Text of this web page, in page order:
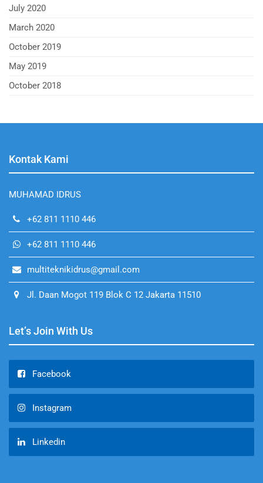
July 2020
March 2020
October 2019
May 2019
October 2018
Kontak Kami
MUHAMAD IDRUS
+62 811 1110 446
+62 811 1110 446
multiteknikidrus@gmail.com
Jl. Daan Mogot 119 Blok C 12 Jakarta 11510
Let’s Join With Us
Facebook
Instagram
Linkedin